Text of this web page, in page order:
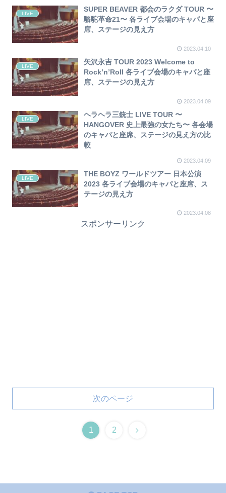
LIVE
SUPER BEAVER 都会のラクダ TOUR 〜
駱駝革命21〜 各ライブ会場のキャパと座
席、ステージの見え方
2023.04.10
LIVE
矢沢永吉 TOUR 2023 Welcome to
Rock’n’Roll 各ライブ会場のキャパと座
席、ステージの見え方
2023.04.09
LIVE
ヘラヘラ三銃士 LIVE TOUR 〜
HANGOVER 史上最強の女たち〜 各会場
のキャパと座席、ステージの見え方の比
較
2023.04.09
LIVE
THE BOYZ ワールドツアー 日本公演
2023 各ライブ会場のキャパと座席、ス
テージの見え方
2023.04.08
スポンサーリンク
次のページ
1 2